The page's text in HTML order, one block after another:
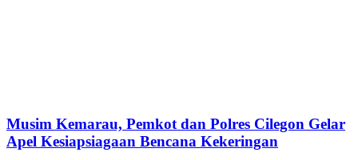
Musim Kemarau, Pemkot dan Polres Cilegon Gelar
Apel Kesiapsiagaan Bencana Kekeringan